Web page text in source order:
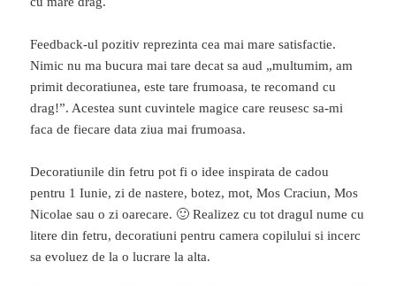
Feedback-ul pozitiv reprezinta cea mai mare satisfactie.
Nimic nu ma bucura mai tare decat sa aud „multumim, am
primit decoratiunea, este tare frumoasa, te recomand cu
drag!”. Acestea sunt cuvintele magice care reusesc sa-mi
faca de fiecare data ziua mai frumoasa.
Decoratiunile din fetru pot fi o idee inspirata de cadou
pentru 1 Iunie, zi de nastere, botez, mot, Mos Craciun, Mos
Nicolae sau o zi oarecare. 🙂 Realizez cu tot dragul nume cu
litere din fetru, decoratiuni pentru camera copilului si incerc
sa evoluez de la o lucrare la alta.